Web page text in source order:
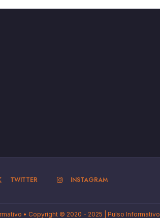
TWITTER INSTAGRAM
• Copyright © 2020 - 2025 | Pulso Informativo